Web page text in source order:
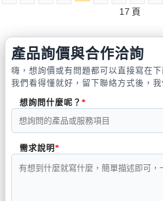
17 頁
產品詢價與合作洽詢
嗨，想詢價或有問題都可以直接寫在
我們看得懂就好，留下聯絡方式後，
想詢問什麼呢？
需求說明